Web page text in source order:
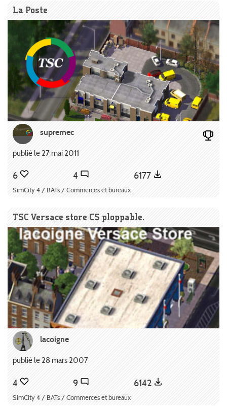
La Poste
supremec
publié le 27 mai 2011
6 4 6177
SimCity 4 / BATs / Commerces et bureaux
TSC Versace store CS ploppable.
lacoigne
publié le 28 mars 2007
4 9 6142
SimCity 4 / BATs / Commerces et bureaux